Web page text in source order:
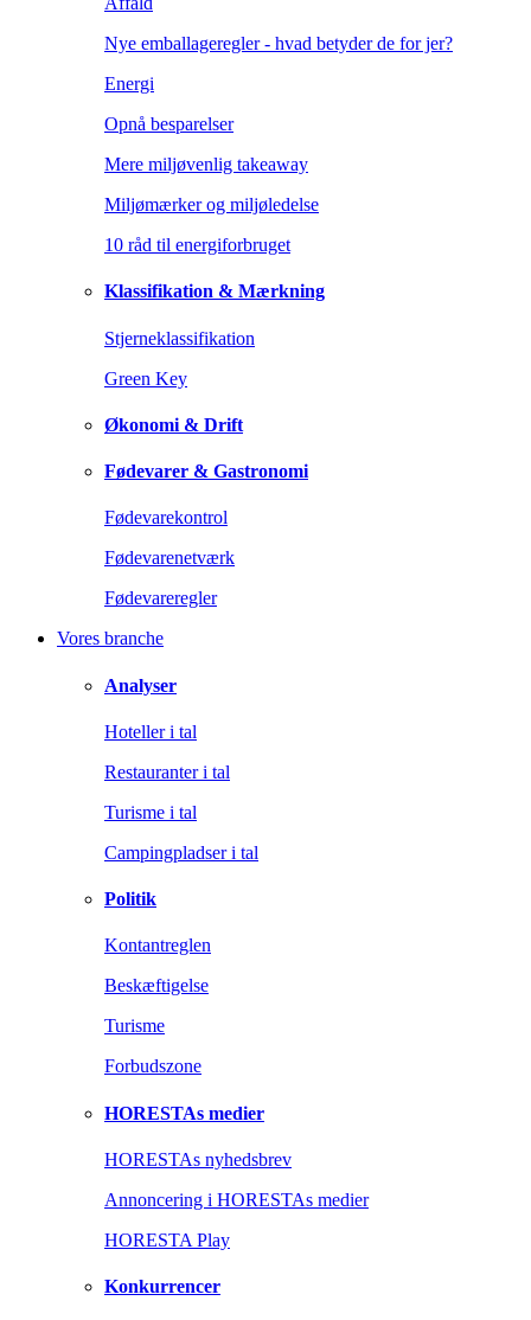
Nye emballageregler - hvad betyder de for jer?
Energi
Opnå besparelser
Mere miljøvenlig takeaway
Miljømærker og miljøledelse
10 råd til energiforbruget
Klassifikation & Mærkning
Stjerneklassifikation
Green Key
Økonomi & Drift
Fødevarer & Gastronomi
Fødevarekontrol
Fødevarenetværk
Fødevareregler
Vores branche
Analyser
Hoteller i tal
Restauranter i tal
Turisme i tal
Campingpladser i tal
Politik
Kontantreglen
Beskæftigelse
Turisme
Forbudszone
HORESTAs medier
HORESTAs nyhedsbrev
Annoncering i HORESTAs medier
HORESTA Play
Konkurrencer